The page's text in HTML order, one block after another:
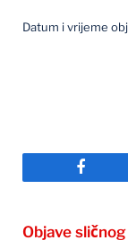
Datum i vrijeme
Objave